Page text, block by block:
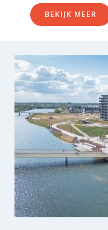
BEKIJK MEER